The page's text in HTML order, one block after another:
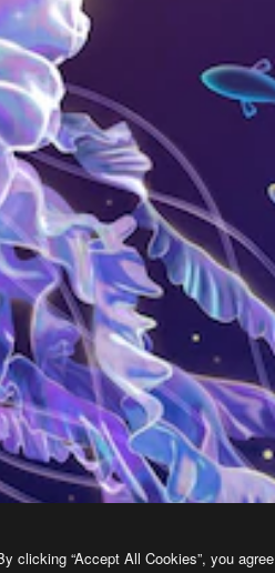
clicking “Accept All Cookies”, you